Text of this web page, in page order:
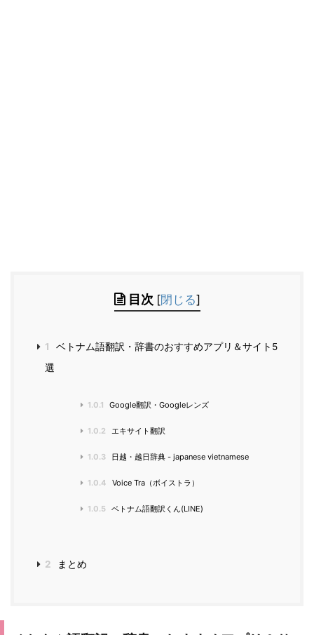
目次 [閉じる]
1
ベトナム語翻訳・辞書のおすすめアプリ＆サイト5
選
1.0.1 Google翻訳・Googleレンズ
1.0.2 エキサイト翻訳
1.0.3 日越・越日辞典 - japanese vietnamese
1.0.4 Voice Tra（ボイストラ）
1.0.5 ベトナム語翻訳くん(LINE)
2 まとめ